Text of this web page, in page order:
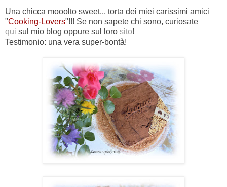
Una chicca mooolto sweet... torta dei miei carissimi amici
"Cooking-Lovers"!!! Se non sapete chi sono, curiosate
qui sul mio blog oppure sul loro sito!
Testimonio: una vera super-bontà!